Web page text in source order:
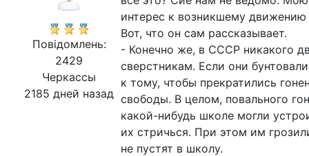
Повідомлень:
2429
Черкассы
2185 дней назад
интерес к возникшему
Вот, что он сам рассказывает.
- Конечно же, в СССР никакого
сверстникам. Если они
к тому, чтобы прекратились
свободы. В целом, повального
какой-нибудь школе могли
их стричься. При этом им
не пустят в школу.